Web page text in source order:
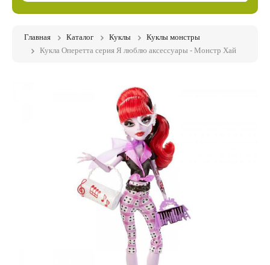
Главная Каталог Куклы
Куклы монстры
Кукла Оперетта серия Я люблю аксессуары - Монстр Хай